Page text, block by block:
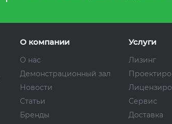
О компании
О нас
Демонстрационный зал
Новости
Статьи
Бренды
Услуги
Лизинг
Сервис
Доставка